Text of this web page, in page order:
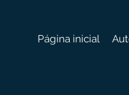
Página inicial